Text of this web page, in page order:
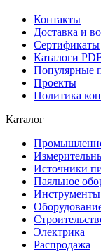
Контакты
Доставка и
Сертификаты
Каталоги
Популярные
Проекты
Политика
Каталог
Источники
Паяльное
Инструменты
Электрика
Распродажа